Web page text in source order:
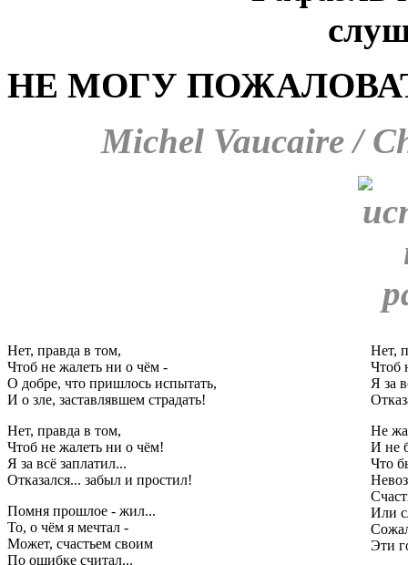
НЕ МОГУ
Michel Vaucaire /
Нет, правда в том,
Чтоб не жалеть ни о чём -
О добре, что пришлось испытать,
И о зле, заставлявшем страдать!
Нет, правда в том,
Чтоб не жалеть ни о чём!
Я за всё заплатил...
Отказался... забыл и простил!
Помня прошлое - жил...
То, о чём я мечтал -
Может, счастьем своим
По ошибке считал...
Нет,
Чтоб
Я за
Не
И не
Что
Или
Эти